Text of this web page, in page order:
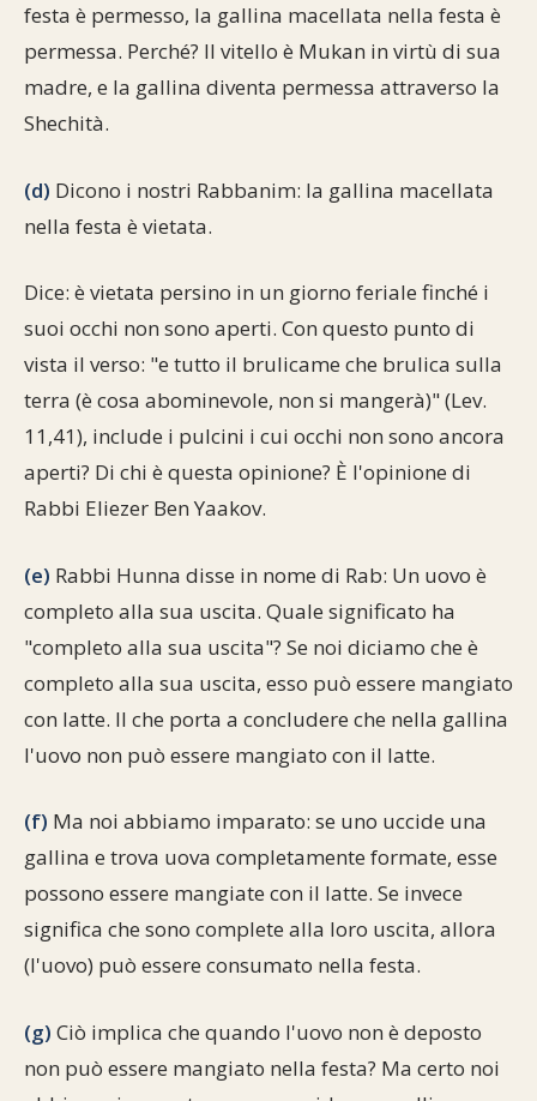
festa è permesso, la gallina macellata nella festa è
permessa. Perché? Il vitello è Mukan in virtù di sua
madre, e la gallina diventa permessa attraverso la
Shechità.
(d) Dicono i nostri Rabbanim: la gallina macellata
nella festa è vietata.
Dice: è vietata persino in un giorno feriale finché i
suoi occhi non sono aperti. Con questo punto di
vista il verso: "e tutto il brulicame che brulica sulla
terra (è cosa abominevole, non si mangerà)" (Lev.
11,41), include i pulcini i cui occhi non sono ancora
aperti? Di chi è questa opinione? È l'opinione di
Rabbi Eliezer Ben Yaakov.
(e) Rabbi Hunna disse in nome di Rab: Un uovo è
completo alla sua uscita. Quale significato ha
"completo alla sua uscita"? Se noi diciamo che è
completo alla sua uscita, esso può essere mangiato
con latte. Il che porta a concludere che nella gallina
l'uovo non può essere mangiato con il latte.
(f) Ma noi abbiamo imparato: se uno uccide una
gallina e trova uova completamente formate, esse
possono essere mangiate con il latte. Se invece
significa che sono complete alla loro uscita, allora
(l'uovo) può essere consumato nella festa.
(g) Ciò implica che quando l'uovo non è deposto
non può essere mangiato nella festa? Ma certo noi